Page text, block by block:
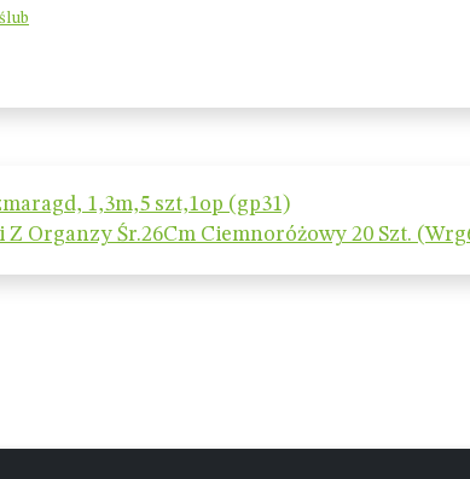
1,3m,5 szt,1op (gp31)
Organzy Śr.26Cm Ciemnoróżowy 20 Szt.